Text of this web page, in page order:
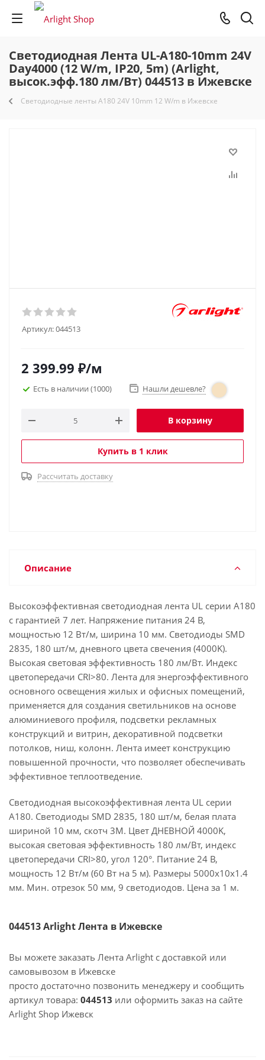
Светодиодная Лента UL-A180-10mm 24V
Day4000 (12 W/m, IP20, 5m) (Arlight,
высок.эфф.180 лм/Вт) 044513 в Ижевске
Светодиодные ленты A180 24V 10mm 12 W/m в Ижевске
Артикул:044513
2 399.99 ₽/м
Есть в наличии (1000) Нашли дешевле?
В корзину
Купить в 1 клик
Рассчитать доставку
Описание
Высокоэффективная светодиодная лента UL серии A180
с гарантией 7 лет. Напряжение питания 24 В,
мощностью 12 Вт/м, ширина 10 мм. Светодиоды SMD
2835, 180 шт/м, дневного цвета свечения (4000K).
Высокая световая эффективность 180 лм/Вт. Индекс
цветопередачи CRI>80. Лента для энергоэффективного
основного освещения жилых и офисных помещений,
применяется для создания светильников на основе
алюминиевого профиля, подсветки рекламных
конструкций и витрин, декоративной подсветки
потолков, ниш, колонн. Лента имеет конструкцию
повышенной прочности, что позволяет обеспечивать
эффективное теплоотведение.
Светодиодная высокоэффективная лента UL серии
A180. Светодиоды SMD 2835, 180 шт/м, белая плата
шириной 10 мм, скотч 3M. Цвет ДНЕВНОЙ 4000K,
высокая световая эффективность 180 лм/Вт, индекс
цветопередачи CRI>80, угол 120°. Питание 24 В,
мощность 12 Вт/м (60 Вт на 5 м). Размеры 5000x10x1.4
мм. Мин. отрезок 50 мм, 9 светодиодов. Цена за 1 м.
044513 Arlight Лента в Ижевске
Вы можете заказать Лента Arlight с доставкой или
самовывозом в Ижевске
просто достаточно позвонить менеджеру и сообщить
артикул товара: 044513 или оформить заказ на сайте
Arlight Shop Ижевск